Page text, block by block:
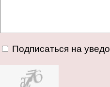
Подписаться на